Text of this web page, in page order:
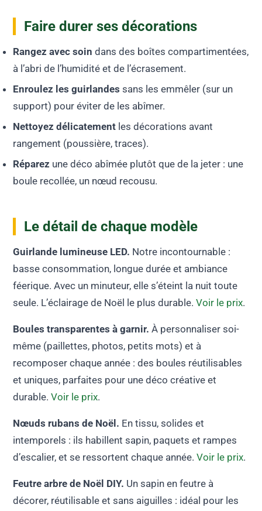
Faire durer ses décorations
Rangez avec soin dans des boîtes compartimentées,
à l’abri de l’humidité et de l’écrasement.
Enroulez les guirlandes sans les emmêler (sur un
support) pour éviter de les abîmer.
Nettoyez délicatement les décorations avant
rangement (poussière, traces).
Réparez une déco abîmée plutôt que de la jeter : une
boule recollée, un nœud recousu.
Le détail de chaque modèle
Guirlande lumineuse LED. Notre incontournable :
basse consommation, longue durée et ambiance
féerique. Avec un minuteur, elle s’éteint la nuit toute
seule. L’éclairage de Noël le plus durable.Voir le prix.
Boules transparentes à garnir. À personnaliser soi-
même (paillettes, photos, petits mots) et à
recomposer chaque année : des boules réutilisables
et uniques, parfaites pour une déco créative et
durable.Voir le prix.
Nœuds rubans de Noël. En tissu, solides et
intemporels : ils habillent sapin, paquets et rampes
d’escalier, et se ressortent chaque année.Voir le prix.
Feutre arbre de Noël DIY. Un sapin en feutre à
décorer, réutilisable et sans aiguilles : idéal pour les